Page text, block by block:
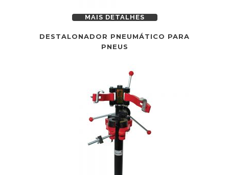
MAIS DETALHES
DESTALONADOR PNEUMÁTICO PARA
PNEUS